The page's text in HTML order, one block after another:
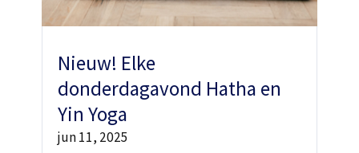
Nieuw! Elke
donderdagavond Hatha en
Yin Yoga
jun 11, 2025